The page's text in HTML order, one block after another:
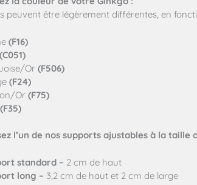
peuvent être légèrement différentes, en
(F16)
(C051)
Or (F506)
(F24)
Or (F75)
(F35)
l’un de nos supports ajustables à la
standard – 2 cm de haut
long – 3,2 cm de haut et 2 cm de large